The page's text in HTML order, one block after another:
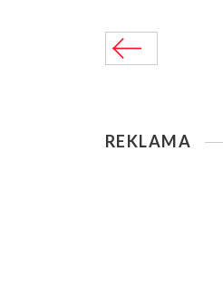
REKLAMA